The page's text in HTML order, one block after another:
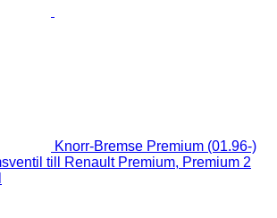
Knorr-Bremse Premium (01.96-)
till Renault Premium, Premium 2